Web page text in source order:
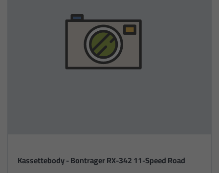
Kassettebody - Bontrager RX-342 11-Speed Road